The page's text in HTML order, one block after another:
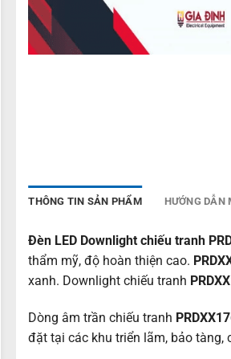
THÔNG TIN SẢN PHẨM HƯỚNG DẪN
Đèn LED Downlight chiếu tranh
thẩm mỹ, độ hoàn thiện cao.
xanh. Downlight chiếu tranh
Dòng âm trần chiếu tranh
đặt tại các khu triển lãm, bảo tàng,